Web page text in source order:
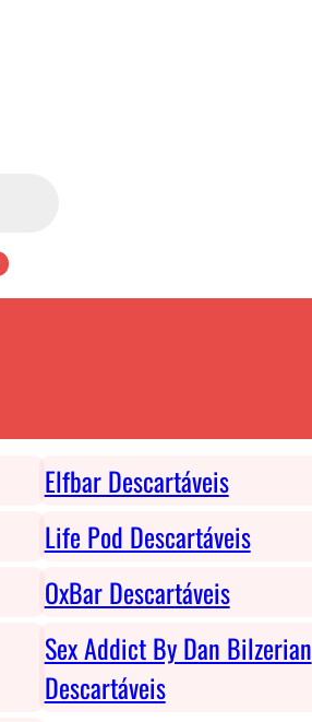
Elfbar Descartáveis
Life Pod Descartáveis
OxBar Descartáveis
Sex Addict By Dan Bilzerian
Descartáveis